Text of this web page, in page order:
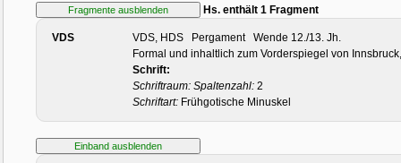
Hs. enthält 1 Fragment
VDS
VDS, HDS Pergament Wende 12./13. Jh.
Formal und inhaltlich zum Vorderspiegel von
Schrift:
Schriftraum: Spaltenzahl: 2
Schriftart: Frühgotische Minuskel